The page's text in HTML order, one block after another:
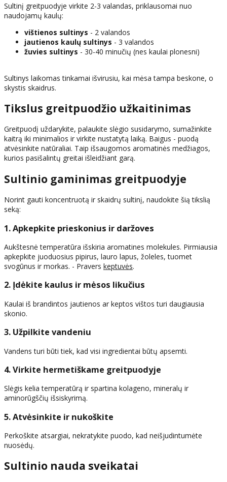
Sultinį greitpuodyje virkite 2-3 valandas, priklausomai nuo
naudojamų kaulų:
vištienos sultinys - 2 valandos
jautienos kaulų sultinys - 3 valandos
žuvies sultinys - 30-40 minučių (nes kaulai plonesni)
Sultinys laikomas tinkamai išvirusiu, kai mėsa tampa beskone, o
skystis skaidrus.
Tikslus greitpuodžio užkaitinimas
Greitpuodį uždarykite, palaukite slėgio susidarymo, sumažinkite
kaitrą iki minimalios ir virkite nustatytą laiką. Baigus - puodą
atvėsinkite natūraliai. Taip išsaugomos aromatinės medžiagos,
kurios pasišalintų greitai išleidžiant garą.
Sultinio gaminimas greitpuodyje
Norint gauti koncentruotą ir skaidrų sultinį, naudokite šią tikslią
seką:
1. Apkepkite prieskonius ir daržoves
Aukštesnė temperatūra išskiria aromatines molekules. Pirmiausia
apkepkite juoduosius pipirus, lauro lapus, žoleles, tuomet
svogūnus ir morkas. - Pravers keptuvės.
2. Įdėkite kaulus ir mėsos likučius
Kaulai iš brandintos jautienos ar keptos vištos turi daugiausia
skonio.
3. Užpilkite vandeniu
Vandens turi būti tiek, kad visi ingredientai būtų apsemti.
4. Virkite hermetiškame greitpuodyje
Slėgis kelia temperatūrą ir spartina kolageno, mineralų ir
aminorūgščių išsiskyrimą.
5. Atvėsinkite ir nukoškite
Perkoškite atsargiai, nekratykite puodo, kad neišjudintumėte
nuosėdų.
Sultinio nauda sveikatai